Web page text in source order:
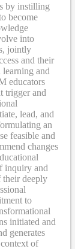
by instilling
become
into
jointly
and their
learning and
educators
trigger and
lead, and
an
feasible and
changes
inquiry and
their deeply
to
initiated and
generates
of